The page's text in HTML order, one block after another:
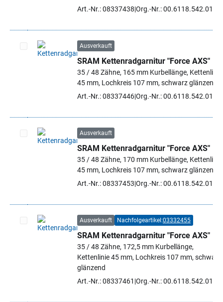
Art.-Nr.: 08337438 Org.-Nr.: 00.6118.542.015
Artikel auswählen
Ausverkauft
SRAM Kettenradgarnitur "Force AXS"
35 / 48 Zähne, 165 mm Kurbellänge, Kettenlinie
45 mm, Lochkreis 107 mm, schwarz glänzend
Art.-Nr.: 08337446Org.-Nr.: 00.6118.542.016
Artikel auswählen
Ausverkauft
SRAM Kettenradgarnitur "Force AXS"
35 / 48 Zähne, 170 mm Kurbellänge, Kettenlinie
45 mm, Lochkreis 107 mm, schwarz glänzend
Art.-Nr.: 08337453 Org.-Nr.: 00.6118.542.010
Artikel auswählen
Ausverkauft Nachfolgeartikel:03332455
SRAM Kettenradgarnitur "Force AXS"
35 / 48 Zähne, 172,5 mm Kurbellänge,
Kettenlinie 45 mm, Lochkreis 107 mm, schwarz
glänzend
Art.-Nr.: 08337461 Org.-Nr.: 00.6118.542.011